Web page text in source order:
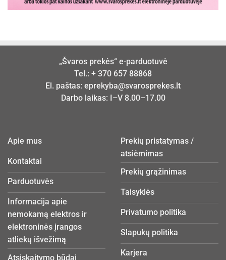
„Švaros prekės“ e-parduotuvė
Tel.: + 370 657 88868
El. paštas: eprekyba@svarosprekes.lt
Darbo laikas: I–V 8.00–17.00
Apie mus
Kontaktai
Parduotuvės
Informacija apie
nemokamą elektros ir
elektroninės įrangos
atliekų išvežimą
Atsiskaitymo būdai
Prekių pristatymas /
atsiėmimas
Prekių grąžinimas
Taisyklės
Privatumo politika
Slapukų politika
Karjera